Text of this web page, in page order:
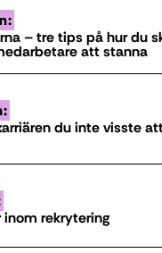
– tre tips på hur du
att stanna
du inte visste
rekrytering